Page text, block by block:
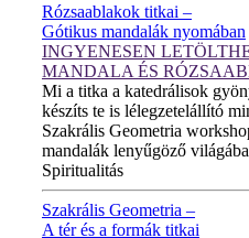
Rózsaablakok titkai –
Gótikus mandalák nyomában
INGYENESEN
MANDALA ÉS
Mi a titka a katedrálisok
készíts te is lélegzetelállító
Szakrális Geometria
mandalák lenyűgöző
Spiritualitás
Szakrális Geometria –
A tér és a formák titkai